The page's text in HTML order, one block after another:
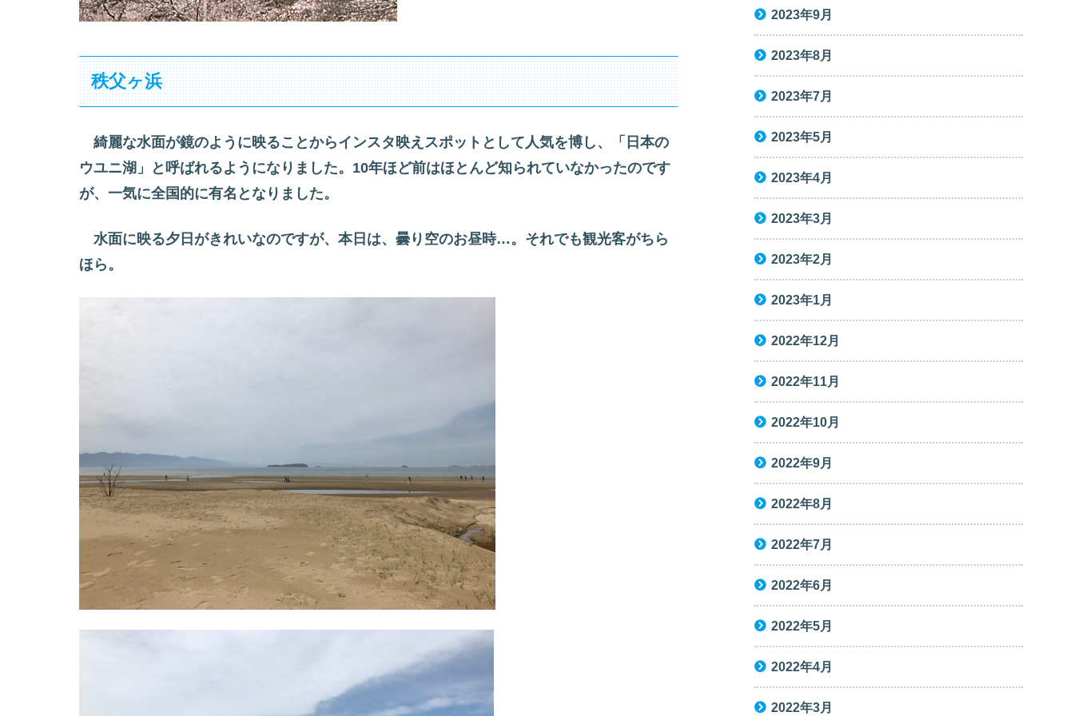
秩父ヶ浜
綺麗な水面が鏡のように映ることからインスタ映えスポットとして人気を博し、「日本の
ウユニ湖」と呼ばれるようになりました。10年ほど前はほとんど知られていなかったのです
が、一気に全国的に有名となりました。
水面に映る夕日がきれいなのですが、本日は、曇り空のお昼時…。それでも観光客がちら
ほら。
2023年9月
2023年8月
2023年7月
2023年5月
2023年4月
2023年3月
2023年2月
2023年1月
2022年12月
2022年11月
2022年10月
2022年9月
2022年8月
2022年7月
2022年6月
2022年5月
2022年4月
2022年3月